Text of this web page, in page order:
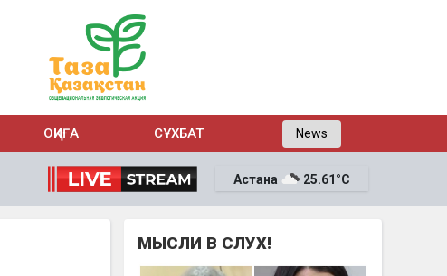
ОҚИҒА СҰХБАТ News
Астана 25.61°C
МЫСЛИ В СЛУХ!